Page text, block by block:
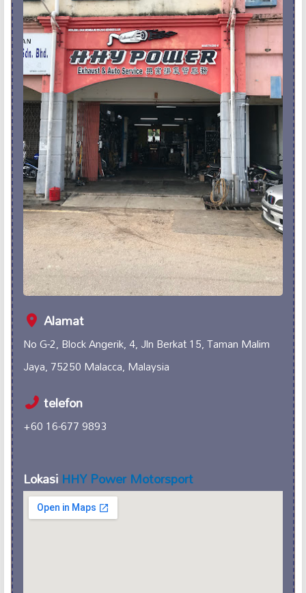
Alamat
No G-2, Block Angerik, 4, Jln Berkat 15, Taman Malim
Jaya, 75250 Malacca, Malaysia
telefon
+60 16-677 9893
LokasiHHY Power Motorsport